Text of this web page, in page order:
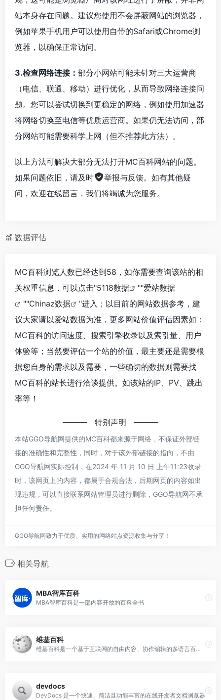
站本身存在问题。建议您使用不会屏蔽网站的浏览器，
例如苹果手机用户可以使用自带的Safari或Chrome浏
览器，以确保正常访问。
3.检查网络连接： 部分小网站可能未针对三大运营商
（电信、联通、移动）进行优化，从而导致网络连接问
题。您可以尝试切换到更稳定的网络，例如使用加速器
将网络切换至电信等优质运营商。如果仍无法访问，部
分网站可能需要科学上网（但不推荐此方法）。
以上方法可解决大部分无法打开MC百科网站的问题。
如果问题依旧，请及时
举报与反馈。如有其他疑
问，欢迎在线留言，我们将竭诚为您服务。
数据评估
MC百科浏览人数已经达到58，如你需要查询该站的相
关权重信息，可以点击"5118数据 ""爱站数据
""Chinaz数据
"进入；以目前的网站数据参考，建
议大家请以爱站数据为准，更多网站价值评估因素如：
MC百科的访问速度、搜索引擎收录以及索引量、用户
体验等；当然要评估一个站的价值，最主要还是需要根
据您自身的需求以及需要，一些确切的数据则需要找
MC百科的站长进行洽谈提供。如该站的IP、PV、跳出
率等！
特别声明
本站GGO导航网提供的MC百科都来源于网络，不保证外部链
接的准确性和完整性，同时，对于该外部链接的指向，不由
GGO导航网实际控制，在2024 年 11 月 10 日 上午11:23收录
时，该网页上的内容，都属于合规合法，后期网页的内容如出
现违规，可以直接联系网站管理员进行删除，GGO导航网不承
担任何责任。
GGO导航网致力于优质、实用的网络站点资源收集与分享！
相关导航
MBA智库百科
MBA智库百科是一部内容开放的百科全书
维基百科
维基百科是一个基于互联网的自由内容、协作编辑的多语言百科全书项目。
devdocs
DevDocs 是一个快速、简洁且功能丰富的在线开发者文档浏览器